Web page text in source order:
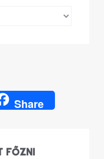
Share
FŐZNI